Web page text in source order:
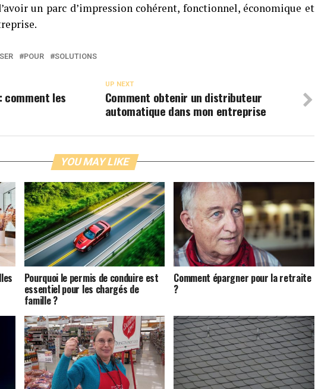
un parc d’impression cohérent, fonctionnel, économique et
POUR SOLUTIONS
UP NEXT
Comment obtenir un distributeur
automatique dans mon entreprise
comment les
YOU MAY LIKE
Pourquoi le permis de conduire est
essentiel pour les chargés de
famille ?
Comment épargner pour la retraite
?